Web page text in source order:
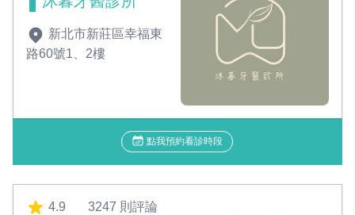
新北市新莊區幸福東
路60號1、2樓
點我預約看診時段
4.9 3247 則評論